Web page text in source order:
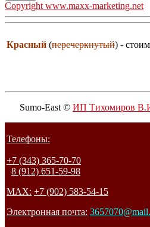
Copyright www.maxx-marketing.net
Красный (перечеркнутый) -
Sumo-East © ИП Тихомиров
Телефоны:
+7 (343) 365-70-70
8 (912) 651-59-98
MAX: +7 (902) 583-54-15
Электронная почта: